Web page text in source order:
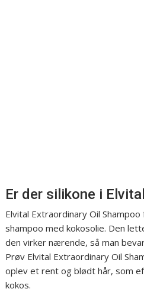
Er der silikone i
Elvital Extraordinary Oil
shampoo med kokosolie. Den
den virker nærende, så man
Prøv Elvital Extraordinary Oil
oplev et rent og blødt hår, som
kokos.